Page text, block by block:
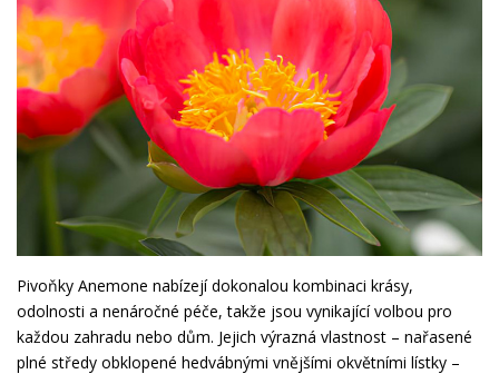
Pivoňky Anemone nabízejí dokonalou kombinaci krásy,
odolnosti a nenáročné péče, takže jsou vynikající volbou pro
každou zahradu nebo dům. Jejich výrazná vlastnost – nařasené
plné středy obklopené hedvábnými vnějšími okvětními lístky –